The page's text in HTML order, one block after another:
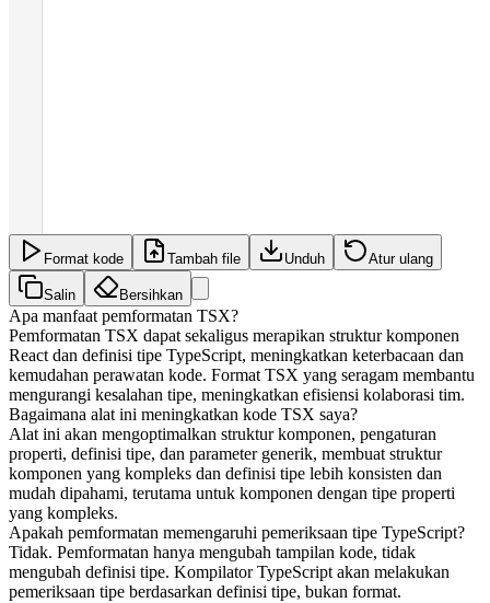
Format kode Tambah file Unduh Atur ulang
Salin Bersihkan
Apa manfaat pemformatan TSX?
Pemformatan TSX dapat sekaligus merapikan struktur komponen
React dan definisi tipe TypeScript, meningkatkan keterbacaan dan
kemudahan perawatan kode. Format TSX yang seragam membantu
mengurangi kesalahan tipe, meningkatkan efisiensi kolaborasi tim.
Bagaimana alat ini meningkatkan kode TSX saya?
Alat ini akan mengoptimalkan struktur komponen, pengaturan
properti, definisi tipe, dan parameter generik, membuat struktur
komponen yang kompleks dan definisi tipe lebih konsisten dan
mudah dipahami, terutama untuk komponen dengan tipe properti
yang kompleks.
Apakah pemformatan memengaruhi pemeriksaan tipe TypeScript?
Tidak. Pemformatan hanya mengubah tampilan kode, tidak
mengubah definisi tipe. Kompilator TypeScript akan melakukan
pemeriksaan tipe berdasarkan definisi tipe, bukan format.